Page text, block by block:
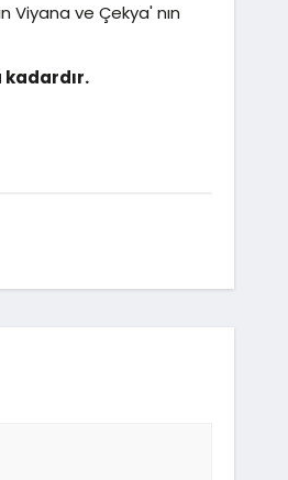
Viyana ve Çekya' nın
kadardır.